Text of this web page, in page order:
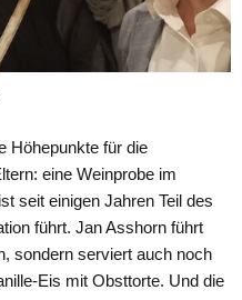
Höhepunkte für die
eine Weinprobe im
seit einigen Jahren Teil des
führt. Jan Asshorn führt
sondern serviert auch noch
Eis mit Obsttorte. Und die